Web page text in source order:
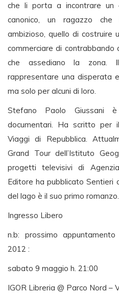
che li porta a incontrare un
canonico, un ragazzo
ambizioso, quello di costruire
commerciare di
che assediano la zona.
rappresentare una disperata
ma solo per alcuni di loro.
Stefano Paolo Giussani
documentari. Ha scritto per
Viaggi di Repubblica.
Grand Tour dell’Istituto
progetti televisivi di
Editore ha pubblicato Sentieri
del lago è il suo primo romanzo.
Ingresso Libero
n.b: prossimo
2012 :
sabato 9 maggio h. 21:00
IGOR Libreria @ Parco Nord –